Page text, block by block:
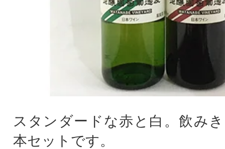
スタンダードな赤と白。飲み
本セットです。